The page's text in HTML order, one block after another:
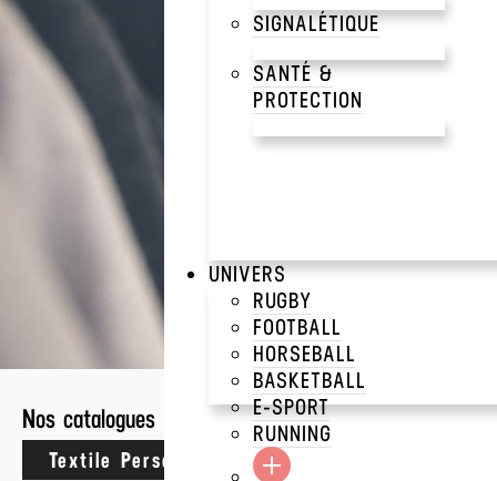
SIGNALÉTIQUE
SANTÉ &
PROTECTION
UNIVERS
RUGBY
FOOTBALL
HORSEBALL
BASKETBALL
E-SPORT
RUNNING
Découvrez notre
Nos catalogues
POLO HOMME